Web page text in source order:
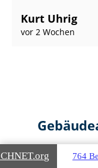
Kurt Uhrig
vor 2 Wochen
.org 764